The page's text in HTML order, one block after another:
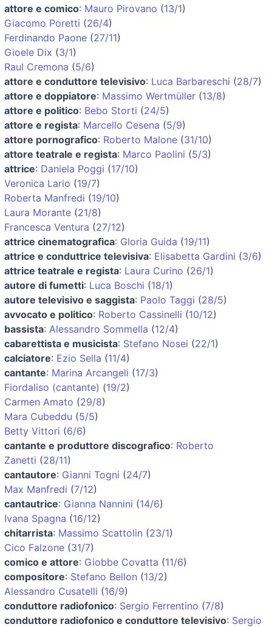
attore e comico: Mauro Pirovano (13/1)
Giacomo Poretti (26/4)
Ferdinando Paone (27/11)
Gioele Dix (3/1)
Raul Cremona (5/6)
attore e conduttore televisivo: Luca Barbareschi (28/7)
attore e doppiatore: Massimo Wertmüller (13/8)
attore e politico: Bebo Storti (24/5)
attore e regista: Marcello Cesena (5/9)
attore pornografico: Roberto Malone (31/10)
attore teatrale e regista: Marco Paolini (5/3)
attrice: Daniela Poggi (17/10)
Veronica Lario (19/7)
Roberta Manfredi (19/10)
Laura Morante (21/8)
Francesca Ventura (27/12)
attrice cinematografica: Gloria Guida (19/11)
attrice e conduttrice televisiva: Elisabetta Gardini (3/6)
attrice teatrale e regista: Laura Curino (26/1)
autore di fumetti: Luca Boschi (18/1)
autore televisivo e saggista: Paolo Taggi (28/5)
avvocato e politico: Roberto Cassinelli (10/12)
bassista: Alessandro Sommella (12/4)
cabarettista e musicista: Stefano Nosei (22/1)
calciatore: Ezio Sella (11/4)
cantante: Marina Arcangeli (17/3)
Fiordaliso (cantante) (19/2)
Carmen Amato (29/8)
Mara Cubeddu (5/5)
Betty Vittori (6/6)
cantante e produttore discografico: Roberto
Zanetti (28/11)
cantautore: Gianni Togni (24/7)
Max Manfredi (7/12)
cantautrice: Gianna Nannini (14/6)
Ivana Spagna (16/12)
chitarrista: Massimo Scattolin (23/1)
Cico Falzone (31/7)
comico e attore: Giobbe Covatta (11/6)
compositore: Stefano Bellon (13/2)
Alessandro Cusatelli (16/9)
conduttore radiofonico: Sergio Ferrentino (7/8)
conduttore radiofonico e conduttore televisivo: Sergio